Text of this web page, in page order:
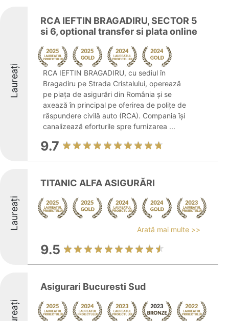
Laureați
RCA IEFTIN BRAGADIRU, SECTOR 5
si 6, optional transfer si plata online
RCA IEFTIN BRAGADIRU, cu sediul în
Bragadiru pe Strada Cristalului, operează
pe piața de asigurări din România și se
axează în principal pe oferirea de polițe de
răspundere civilă auto (RCA). Compania își
canalizează eforturile spre furnizarea ...
9.7
Laureați
TITANIC ALFA ASIGURĂRI
Arată mai multe >>
9.5
Asigurari Bucuresti Sud